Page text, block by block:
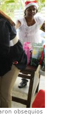
obsequios